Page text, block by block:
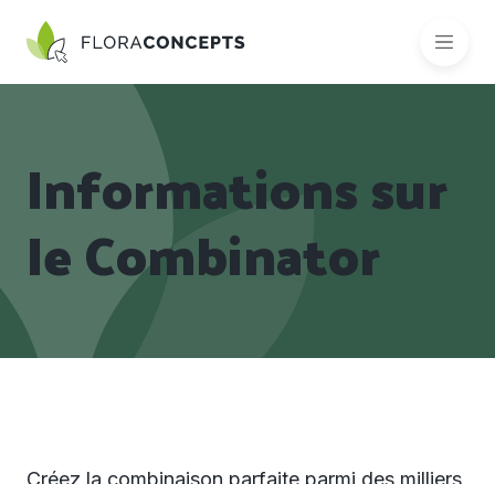
Informations sur
le Combinator
Créez la combinaison parfaite parmi des milliers